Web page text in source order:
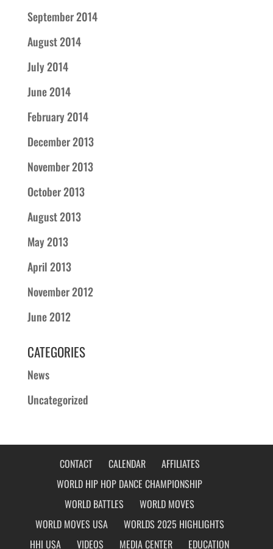
September 2014
August 2014
July 2014
June 2014
February 2014
December 2013
November 2013
October 2013
August 2013
May 2013
April 2013
November 2012
June 2012
CATEGORIES
News
Uncategorized
CONTACT CALENDAR
AFFILIATES
WORLD HIP HOP DANCE CHAMPIONSHIP
WORLD BATTLES
WORLD MOVES
WORLD MOVES USA
WORLDS 2025 HIGHLIGHTS
HHI USA
VIDEOS MEDIA CENTER EDUCATION